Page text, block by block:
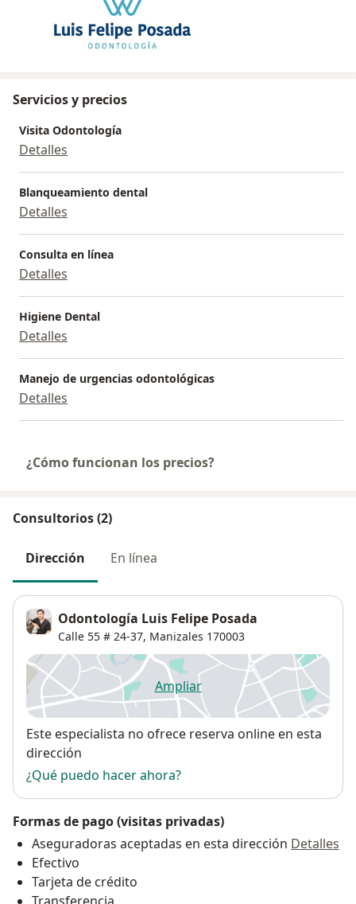
Servicios y precios
Visita Odontología
Detalles
Blanqueamiento dental
Detalles
Consulta en línea
Detalles
Higiene Dental
Detalles
Manejo de urgencias odontológicas
Detalles
¿Cómo funcionan los precios?
Consultorios (2)
Dirección En línea
Odontología Luis Felipe Posada
Calle 55 # 24-37, Manizales 170003
Ampliarse abre en una nueva
Disponibilidad
Este especialista no ofrece reserva online en esta
dirección
¿Qué puedo hacer ahora?
Formas de pago (visitas privadas)
Aseguradoras aceptadas en esta dirección Detalles
Efectivo
Tarjeta de crédito